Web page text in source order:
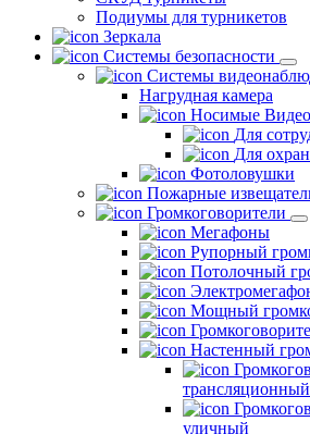
Подиумы для турникетов
Зеркала
Системы безопасности
Системы
Нагрудная камера
Носимые
Для
Для
Фотоловушки
Пожарные
Громкоговорители
Мегафоны
Рупорный
Потолочный
Мощный
Настенный
уличный